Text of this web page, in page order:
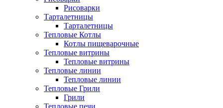
Рисоварки
Тарталетницы
Тарталетницы
Тепловые Котлы
Котлы пищеварочные
Тепловые витрины
Тепловые витрины
Тепловые линии
Тепловые линии
Тепловые Грили
Грили
Тепловые печи